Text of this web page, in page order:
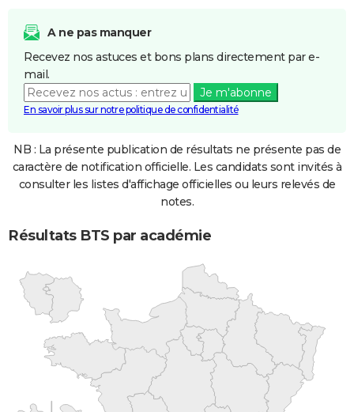
A ne pas manquer
Recevez nos astuces et bons plans directement par e-
mail.
Je m'abonne
En savoir plus sur notre politique de confidentialité
NB : La présente publication de résultats ne présente pas de
caractère de notification officielle. Les candidats sont invités à
consulter les listes d'affichage officielles ou leurs relevés de
notes.
Résultats BTS par académie